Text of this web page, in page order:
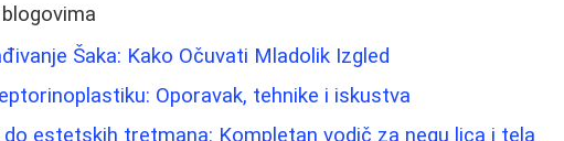
Šaka: Kako Očuvati Mladolik Izgled
Oporavak, tehnike i iskustva
estetskih tretmana: Kompletan vodič za negu lica i tela